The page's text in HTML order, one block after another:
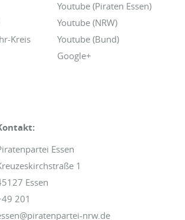
Kreis
Youtube (Piraten Essen)
Youtube (NRW)
Youtube (Bund)
Google+
Essen
1
Essen
201
nrw.de